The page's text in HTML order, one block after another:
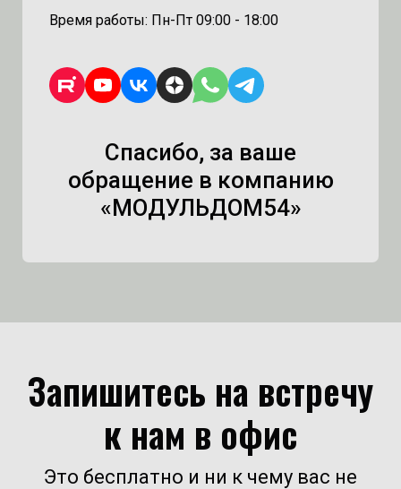
Время работы: Пн-Пт 09:00 - 18:00
Спасибо, за ваше
обращение в компанию
«МОДУЛЬДОМ54»
Запишитесь на встречу
к нам в офис
Это бесплатно и ни к чему вас не